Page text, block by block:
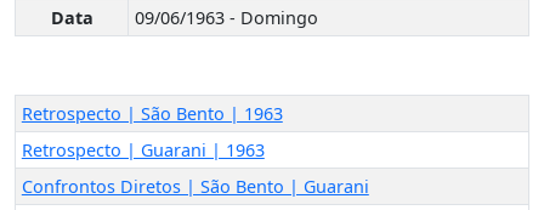
Data 09/06/1963 - Domingo
Retrospecto | São Bento | 1963
Retrospecto | Guarani | 1963
Confrontos Diretos | São Bento | Guarani